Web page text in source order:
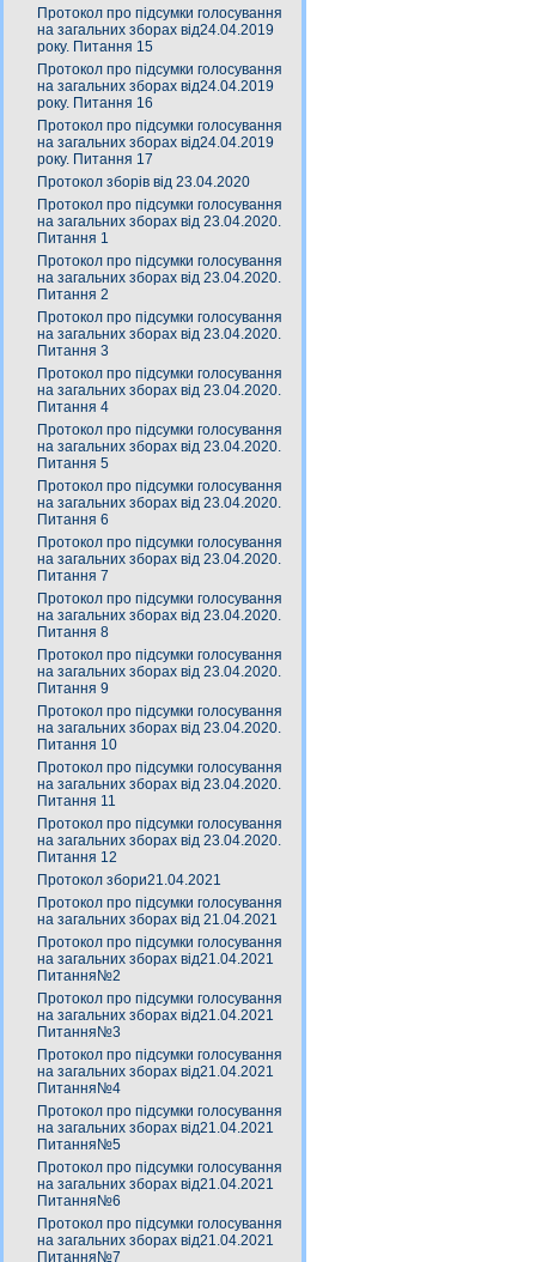
Протокол про підсумки голосування
на загальних зборах від24.04.2019
року. Питання 15
Протокол про підсумки голосування
на загальних зборах від24.04.2019
року. Питання 16
Протокол про підсумки голосування
на загальних зборах від24.04.2019
року. Питання 17
Протокол зборів від 23.04.2020
Протокол про підсумки голосування
на загальних зборах від 23.04.2020.
Питання 1
Протокол про підсумки голосування
на загальних зборах від 23.04.2020.
Питання 2
Протокол про підсумки голосування
на загальних зборах від 23.04.2020.
Питання 3
Протокол про підсумки голосування
на загальних зборах від 23.04.2020.
Питання 4
Протокол про підсумки голосування
на загальних зборах від 23.04.2020.
Питання 5
Протокол про підсумки голосування
на загальних зборах від 23.04.2020.
Питання 6
Протокол про підсумки голосування
на загальних зборах від 23.04.2020.
Питання 7
Протокол про підсумки голосування
на загальних зборах від 23.04.2020.
Питання 8
Протокол про підсумки голосування
на загальних зборах від 23.04.2020.
Питання 9
Протокол про підсумки голосування
на загальних зборах від 23.04.2020.
Питання 10
Протокол про підсумки голосування
на загальних зборах від 23.04.2020.
Питання 11
Протокол про підсумки голосування
на загальних зборах від 23.04.2020.
Питання 12
Протокол збори21.04.2021
Протокол про підсумки голосування
на загальних зборах від 21.04.2021
Протокол про підсумки голосування
на загальних зборах від21.04.2021
Питання№2
Протокол про підсумки голосування
на загальних зборах від21.04.2021
Питання№3
Протокол про підсумки голосування
на загальних зборах від21.04.2021
Питання№4
Протокол про підсумки голосування
на загальних зборах від21.04.2021
Питання№5
Протокол про підсумки голосування
на загальних зборах від21.04.2021
Питання№6
Протокол про підсумки голосування
на загальних зборах від21.04.2021
Питання№7